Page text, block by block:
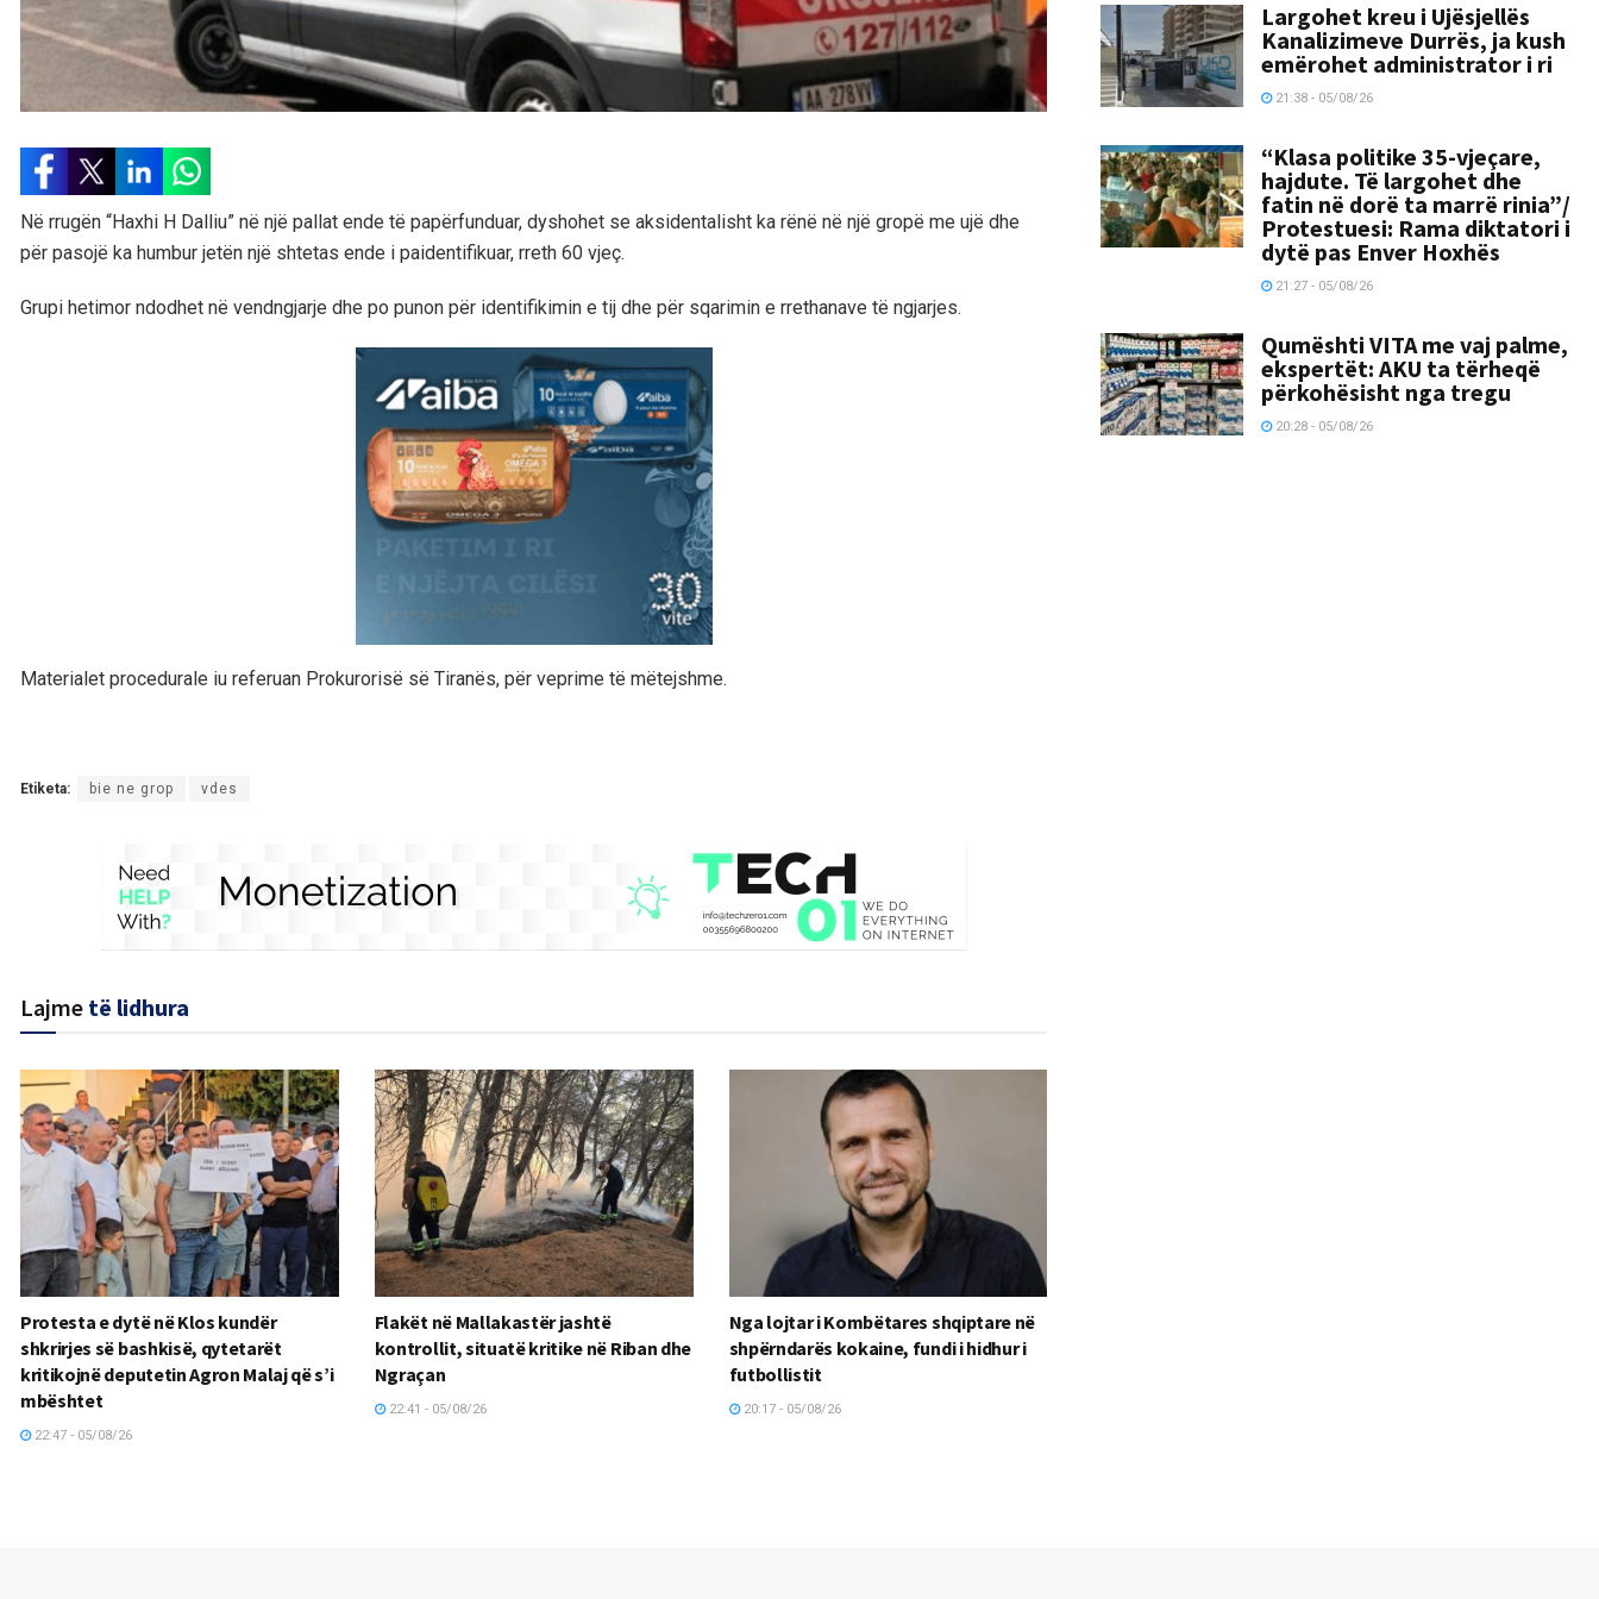
Në rrugën “Haxhi H Dalliu” në një pallat ende të papërfunduar, dyshohet se aksidentalisht ka rënë në një gropë me ujë dhe
për pasojë ka humbur jetën një shtetas ende i paidentifikuar, rreth 60 vjeç.
Grupi hetimor ndodhet në vendngjarje dhe po punon për identifikimin e tij dhe për sqarimin e rrethanave të ngjarjes.
Materialet procedurale iu referuan Prokurorisë së Tiranës, për veprime të mëtejshme.
Etiketa: bie ne grop vdes
Lajme të lidhura
Protesta e dytë në Klos kundër
shkrirjes së bashkisë, qytetarët
kritikojnë deputetin Agron Malaj që s’i
mbështet
22:47 - 05/08/26
Flakët në Mallakastër jashtë
kontrollit, situatë kritike në Riban dhe
Ngraçan
22:41 - 05/08/26
Nga lojtar i Kombëtares shqiptare në
shpërndarës kokaine, fundi i hidhur i
futbollistit
20:17 - 05/08/26
Largohet kreu i Ujësjellës
Kanalizimeve Durrës, ja kush
emërohet administrator i ri
21:38 - 05/08/26
“Klasa politike 35-vjeçare,
hajdute. Të largohet dhe
fatin në dorë ta marrë rinia”/
Protestuesi: Rama diktatori i
dytë pas Enver Hoxhës
21:27 - 05/08/26
Qumështi VITA me vaj palme,
ekspertët: AKU ta tërheqë
përkohësisht nga tregu
20:28 - 05/08/26